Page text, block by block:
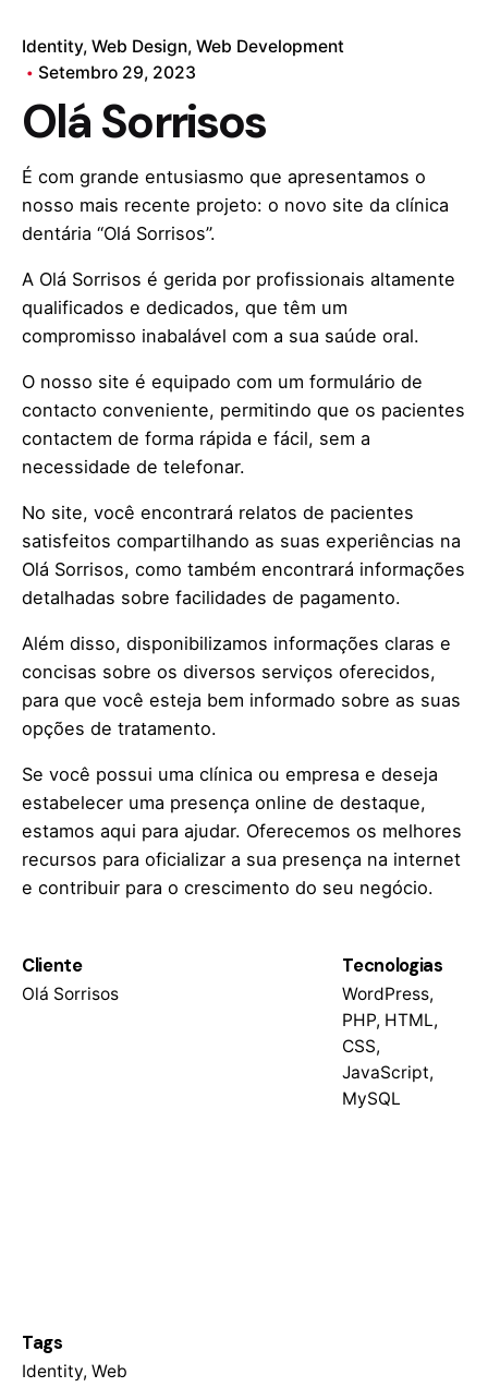
Identity Web Design Web Development
Setembro 29, 2023
Olá Sorrisos
É com grande entusiasmo que apresentamos o
nosso mais recente projeto: o novo site da clínica
dentária “Olá Sorrisos”.
A Olá Sorrisos é gerida por profissionais altamente
qualificados e dedicados, que têm um
compromisso inabalável com a sua saúde oral.
O nosso site é equipado com um formulário de
contacto conveniente, permitindo que os pacientes
contactem de forma rápida e fácil, sem a
necessidade de telefonar.
No site, você encontrará relatos de pacientes
satisfeitos compartilhando as suas experiências na
Olá Sorrisos, como também encontrará informações
detalhadas sobre facilidades de pagamento.
Além disso, disponibilizamos informações claras e
concisas sobre os diversos serviços oferecidos,
para que você esteja bem informado sobre as suas
opções de tratamento.
Se você possui uma clínica ou empresa e deseja
estabelecer uma presença online de destaque,
estamos aqui para ajudar. Oferecemos os melhores
recursos para oficializar a sua presença na internet
e contribuir para o crescimento do seu negócio.
Cliente
Olá Sorrisos
Tecnologias
WordPress,
PHP, HTML,
CSS,
JavaScript,
MySQL
Tags
Identity, Web